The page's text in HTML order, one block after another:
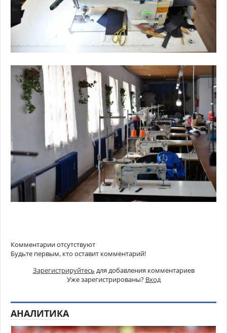
Комментарии отсутствуют
Будьте первым, кто оставит комментарий!
Зарегистрируйтесь для добавления комментариев
Уже зарегистрированы? Вход
АНАЛИТИКА